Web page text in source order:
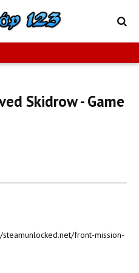
Skidrow - Game
steamunlocked.net/front-mission-